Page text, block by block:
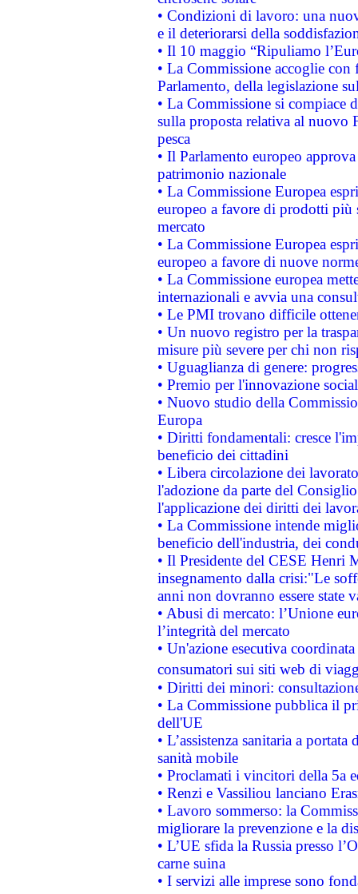
• Condizioni di lavoro: una
e il deteriorarsi della
• Il 10 maggio “Ripuliamo
• La Commissione accoglie
Parlamento, della legislazione
• La Commissione si compiace
sulla proposta relativa al nuovo
pesca
• Il Parlamento europeo
patrimonio nazionale
• La Commissione Europea
europeo a favore di prodotti
mercato
• La Commissione Europea
europeo a favore di nuove
• La Commissione europea
internazionali e avvia una
• Le PMI trovano difficile
• Un nuovo registro per la
misure più severe per chi non
• Uguaglianza di genere:
• Premio per l'innovazione
• Nuovo studio della
Europa
• Diritti fondamentali: cresce
beneficio dei cittadini
• Libera circolazione dei
l'adozione da parte del
l'applicazione dei diritti dei
• La Commissione intende
beneficio dell'industria, dei
• Il Presidente del CESE Henri
insegnamento dalla crisi:"Le
anni non dovranno essere state
• Abusi di mercato: l’Unione
l’integrità del mercato
• Un'azione esecutiva
consumatori sui siti web di
• Diritti dei minori:
• La Commissione pubblica il
dell'UE
• L’assistenza sanitaria a
sanità mobile
• Proclamati i vincitori della 5a
• Renzi e Vassiliou lanciano
• Lavoro sommerso: la
migliorare la prevenzione e la
• L’UE sfida la Russia presso
carne suina
• I servizi alle imprese sono